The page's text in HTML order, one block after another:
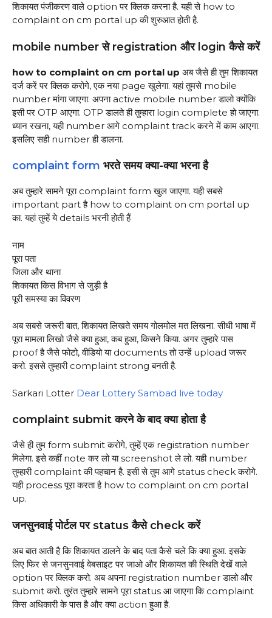
शिकायत पंजीकरण वाले option पर क्लिक करना है. यही से how to
complaint on cm portal up की शुरुआत होती है.
mobile number से registration और login कैसे करें
how to complaint on cm portal up अब जैसे ही तुम शिकायत
दर्ज करें पर क्लिक करोगे, एक नया page खुलेगा. यहां तुमसे mobile
number मांगा जाएगा. अपना active mobile number डालो क्योंकि
इसी पर OTP आएगा. OTP डालते ही तुम्हारा login complete हो जाएगा.
ध्यान रखना, यही number आगे complaint track करने में काम आएगा.
इसलिए सही number ही डालना.
complaint form भरते समय क्या-क्या भरना है
अब तुम्हारे सामने पूरा complaint form खुल जाएगा. यही सबसे
important part है how to complaint on cm portal up
का. यहां तुम्हें ये details भरनी होती हैं
नाम
पूरा पता
जिला और थाना
शिकायत किस विभाग से जुड़ी है
पूरी समस्या का विवरण
अब सबसे जरूरी बात, शिकायत लिखते समय गोलमोल मत लिखना. सीधी भाषा में
पूरा मामला लिखो जैसे क्या हुआ, कब हुआ, किसने किया. अगर तुम्हारे पास
proof है जैसे फोटो, वीडियो या documents तो उन्हें upload जरूर
करो. इससे तुम्हारी complaint strong बनती है.
Sarkari Lotter Dear Lottery Sambad live today
complaint submit करने के बाद क्या होता है
जैसे ही तुम form submit करोगे, तुम्हें एक registration number
मिलेगा. इसे कहीं note कर लो या screenshot ले लो. यही number
तुम्हारी complaint की पहचान है. इसी से तुम आगे status check करोगे.
यही process पूरा करता है how to complaint on cm portal
up.
जनसुनवाई पोर्टल पर status कैसे check करें
अब बात आती है कि शिकायत डालने के बाद पता कैसे चले कि क्या हुआ. इसके
लिए फिर से जनसुनवाई वेबसाइट पर जाओ और शिकायत की स्थिति देखें वाले
option पर क्लिक करो. अब अपना registration number डालो और
submit करो. तुरंत तुम्हारे सामने पूरा status आ जाएगा कि complaint
किस अधिकारी के पास है और क्या action हुआ है.